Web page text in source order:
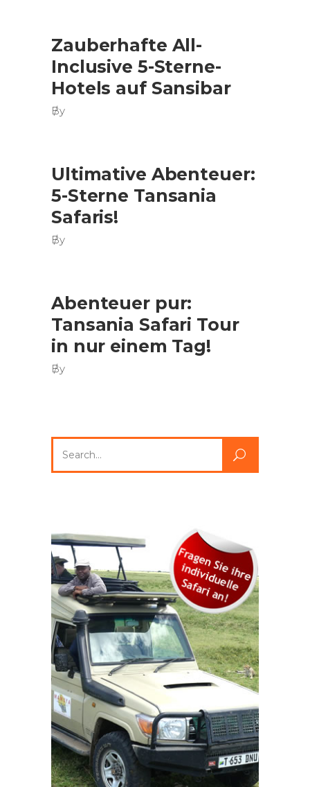
Zauberhafte All-
Inclusive 5-Sterne-
Hotels auf Sansibar
By
Ultimative Abenteuer:
5-Sterne Tansania
Safaris!
By
Abenteuer pur:
Tansania Safari Tour
in nur einem Tag!
By
for: